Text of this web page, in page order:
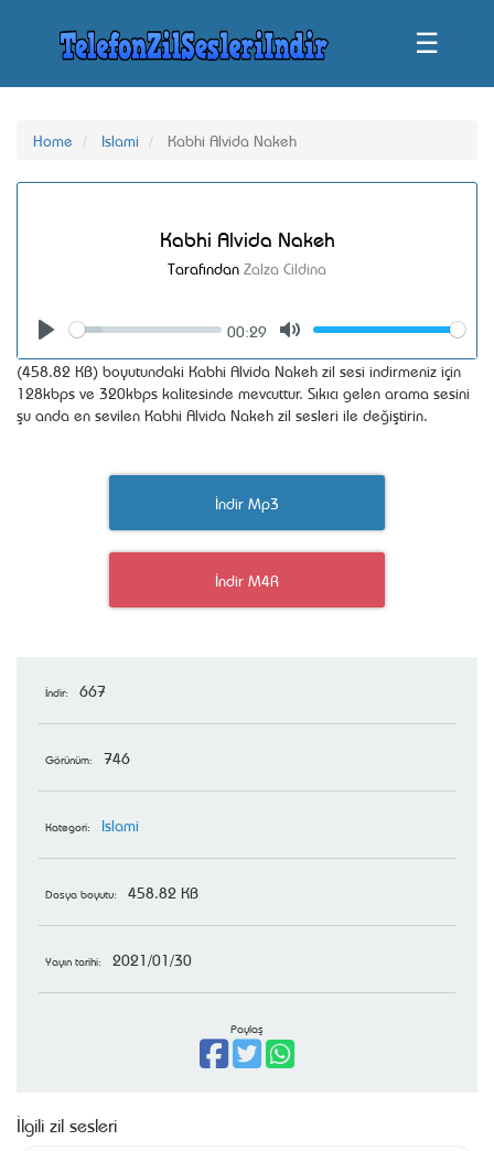
☰
Home Islami Kabhi Alvida Nakeh
Kabhi Alvida Nakeh
Tarafından Zalza Cildina
Seek
00:29
Volume
(458.82 KB) boyutundaki Kabhi Alvida Nakeh zil sesi indirmeniz için
128kbps ve 320kbps kalitesinde mevcuttur. Sıkıcı gelen arama sesini
şu anda en sevilen Kabhi Alvida Nakeh zil sesleri ile değiştirin.
İndir Mp3
İndir M4R
İndir: 667
Görünüm: 746
Kategori: Islami
Dosya boyutu: 458.82 KB
Yayın tarihi: 2021/01/30
Paylaş
İlgili zil sesleri